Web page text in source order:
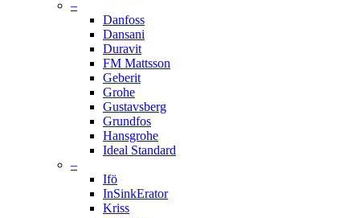
–
Danfoss
Dansani
Duravit
FM Mattsson
Geberit
Grohe
Gustavsberg
Grundfos
Hansgrohe
Ideal Standard
–
Ifö
InSinkErator
Kriss